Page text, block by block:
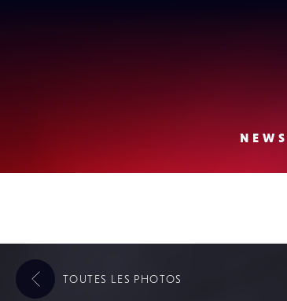
NEWS
TOUTES LES PHOTOS